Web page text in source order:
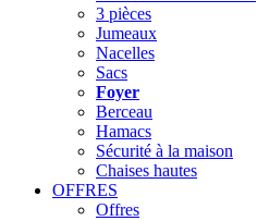
3 pièces
Jumeaux
Nacelles
Sacs
Foyer
Berceau
Hamacs
Sécurité à la maison
Chaises hautes
OFFRES
Offres